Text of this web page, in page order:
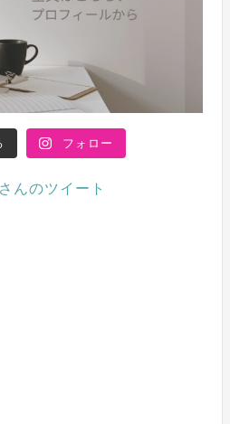
フォロー
んのツイート